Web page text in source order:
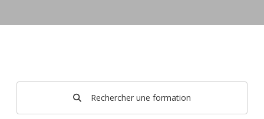
Rechercher une formation